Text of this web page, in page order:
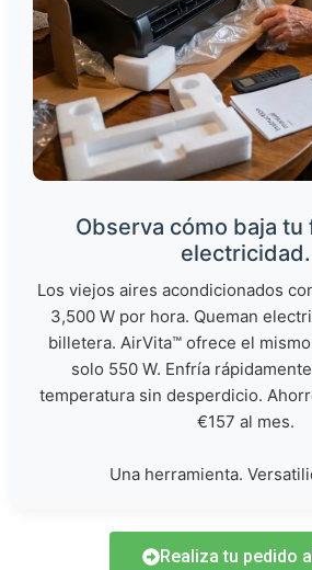
Observa cómo baja tu
electricidad.
Los viejos aires acondicionados
3,500 W por hora. Queman
billetera. AirVita™ ofrece el
solo 550 W. Enfría
temperatura sin desperdicio.
€157 al mes.
Una herramienta.
Realiza tu pedido